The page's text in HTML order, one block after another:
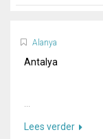
Alanya
Antalya
Lees verder